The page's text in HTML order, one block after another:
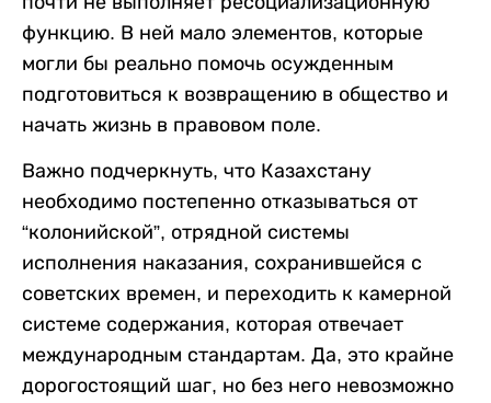
функцию. В ней мало элементов, которые
могли бы реально помочь осужденным
подготовиться к возвращению в общество и
начать жизнь в правовом поле.
Важно подчеркнуть, что Казахстану
необходимо постепенно отказываться от
“колонийской”, отрядной системы
исполнения наказания, сохранившейся с
советских времен, и переходить к камерной
системе содержания, которая отвечает
международным стандартам. Да, это крайне
дорогостоящий шаг, но без него невозможно